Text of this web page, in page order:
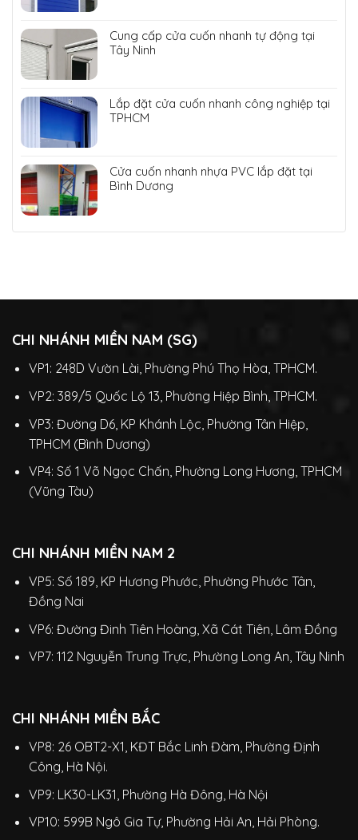
Cung cấp cửa cuốn nhanh tự động tại
Tây Ninh
Lắp đặt cửa cuốn nhanh công nghiệp tại
TPHCM
Cửa cuốn nhanh nhựa PVC lắp đặt tại
Bình Dương
CHI NHÁNH MIỀN NAM (SG)
VP1: 248D Vườn Lài, Phường Phú Thọ Hòa, TPHCM.
VP2: 389/5 Quốc Lộ 13, Phường Hiệp Bình, TPHCM.
VP3: Đường D6, KP Khánh Lộc, Phường Tân Hiệp,
TPHCM (Bình Dương)
VP4: Số 1 Võ Ngọc Chấn, Phường Long Hương, TPHCM
(Vũng Tàu)
CHI NHÁNH MIỀN NAM 2
VP5: Số 189, KP Hương Phước, Phường Phước Tân,
Đồng Nai
VP6: Đường Đinh Tiên Hoàng, Xã Cát Tiên, Lâm Đồng
VP7: 112 Nguyễn Trung Trực, Phường Long An, Tây Ninh
CHI NHÁNH MIỀN BẮC
VP8: 26 OBT2-X1, KĐT Bắc Linh Đàm, Phường Định
Công, Hà Nội.
VP9: LK30-LK31, Phường Hà Đông, Hà Nội
VP10: 599B Ngô Gia Tự, Phường Hải An, Hải Phòng.